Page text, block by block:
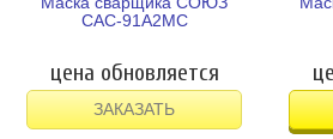
САС-91А2МС
цена обновляется
ЗАКАЗАТЬ